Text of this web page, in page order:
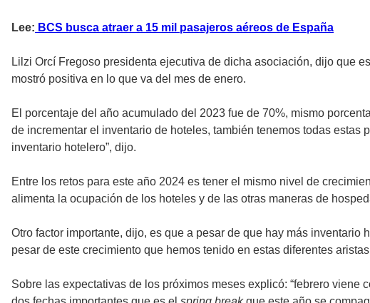
Lee: BCS busca atraer a 15 mil pasajeros aéreos de España
Lilzi Orcí Fregoso presidenta ejecutiva de dicha asociación, dijo que
mostró positiva en lo que va del mes de enero.
El porcentaje del año acumulado del 2023 fue de 70%, mismo
de incrementar el inventario de hoteles, también tenemos todas estas
inventario hotelero”, dijo.
Entre los retos para este año 2024 es tener el mismo nivel de
alimenta la ocupación de los hoteles y de las otras maneras de
Otro factor importante, dijo, es que a pesar de que hay más
pesar de este crecimiento que hemos tenido en estas diferentes
Sobre las expectativas de los próximos meses explicó: “febrero